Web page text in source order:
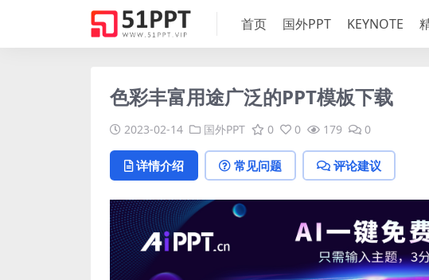
首页 国外PPT KEYNOTE
色彩丰富用途广泛的PPT模板下载
2023-02-14 国外PPT 0 0 179 0
详情介绍 常见问题 评论建议